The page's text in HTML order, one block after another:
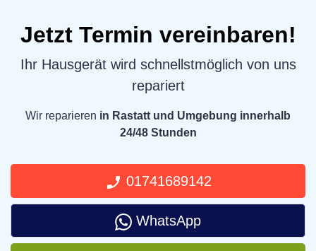
Jetzt Termin vereinbaren!
Ihr Hausgerät wird schnellstmöglich von uns
repariert
Wir reparieren in Rastatt und Umgebung innerhalb
24/48 Stunden
01741689142
WhatsApp